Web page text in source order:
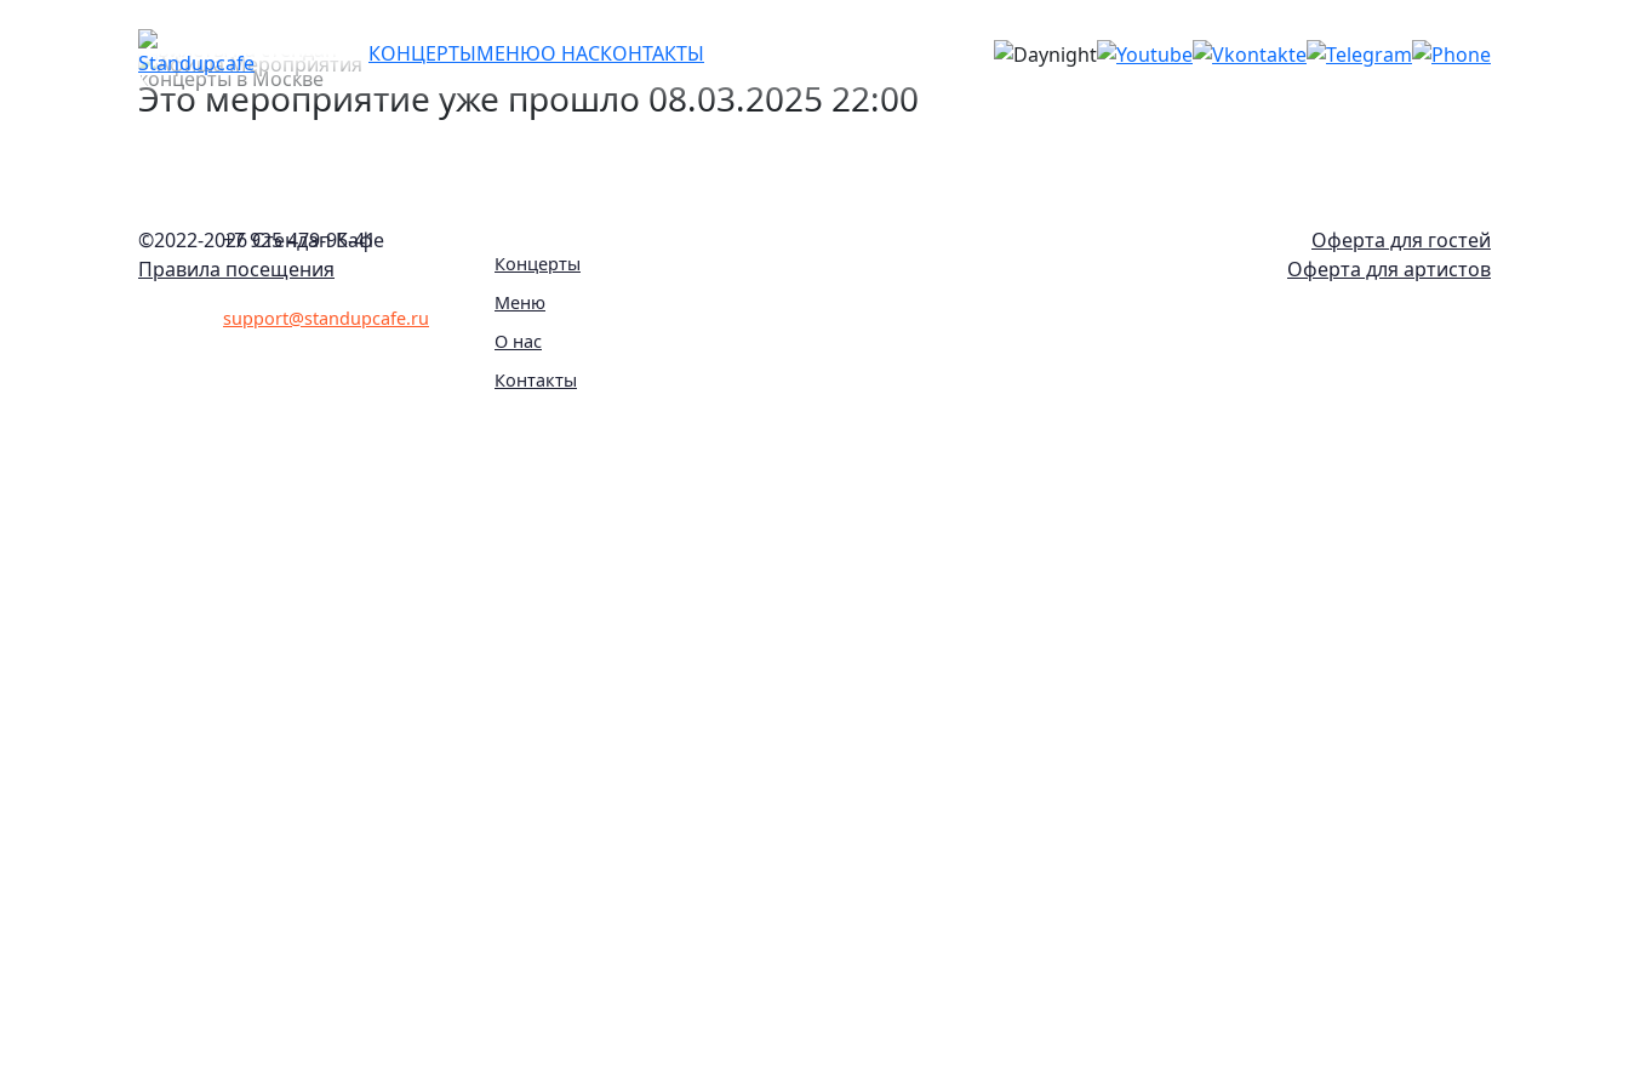
КОНЦЕРТЫМЕНЮО НАСКОНТАКТЫ
Женский юмор. Стендап от популярных комикесс с ТВ
Это мероприятие уже прошло 08.03.2025 22:00
+7 925 479-95-41
support@standupcafe.ru
Концерты
Меню
О нас
Контакты
©2022-2026 Стендап Кафе
Оферта для гостей
Правила посещения
Оферта для артистов